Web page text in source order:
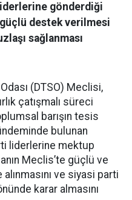
gönderdiği
destek verilmesi
sağlanması
(DTSO) Meclisi,
çatışmalı süreci
barışın tesis
bulunan
liderlerine mektup
Meclis’te güçlü ve
ve siyasi parti
karar almasını